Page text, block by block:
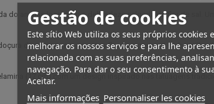
Gestão de cookies
Este sítio Web utiliza os seus próprios cookies
melhorar os nossos serviços e para lhe
relacionada com as suas preferências,
navegação. Para dar o seu consentimento à
Aceitar.
Mais informações Personnaliser les cookies
do ananás local com a delicadeza salgada da flor de sal.
da manga com as notas florais e gourmet da
(17 cm) com um design inspirado nas tatuagens